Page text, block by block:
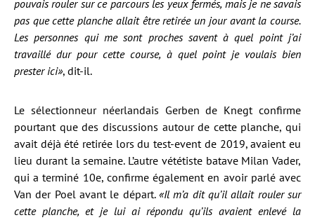
pouvais rouler sur ce parcours les yeux fermés, mais je ne savais
pas que cette planche allait être retirée un jour avant la course.
Les personnes qui me sont proches savent à quel point j’ai
travaillé dur pour cette course, à quel point je voulais bien
prester ici», dit-il.
Le sélectionneur néerlandais Gerben de Knegt confirme
pourtant que des discussions autour de cette planche, qui
avait déjà été retirée lors du test-event de 2019, avaient eu
lieu durant la semaine. L’autre vététiste batave Milan Vader,
qui a terminé 10e, confirme également en avoir parlé avec
Van der Poel avant le départ. «Il m’a dit qu’il allait rouler sur
cette planche, et je lui ai répondu qu’ils avaient enlevé la